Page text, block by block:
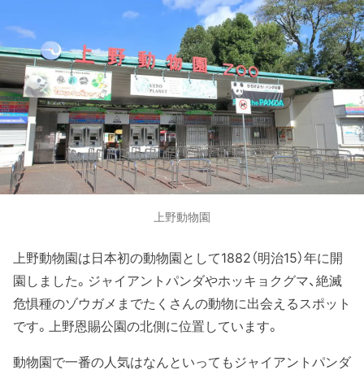
上野動物園
上野動物園は日本初の動物園として1882（明治15）年に開
園しました。ジャイアントパンダやホッキョクグマ、絶滅
危惧種のゾウガメまでたくさんの動物に出会えるスポット
です。上野恩賜公園の北側に位置しています。
動物園で一番の人気はなんといってもジャイアントパンダ